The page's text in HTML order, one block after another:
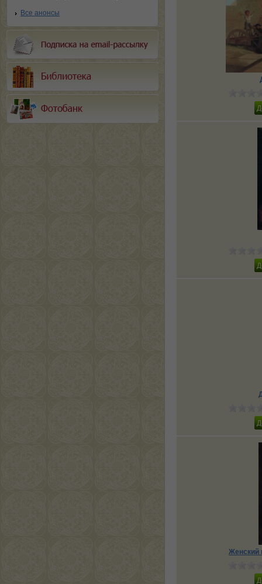
Все анонсы
Женский